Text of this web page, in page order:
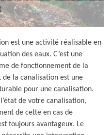
est une activité réalisable en
des eaux. C’est une
de fonctionnement de la
la canalisation est une
pour une canalisation.
de votre canalisation,
de cette en cas de
toujours avantageux. Le